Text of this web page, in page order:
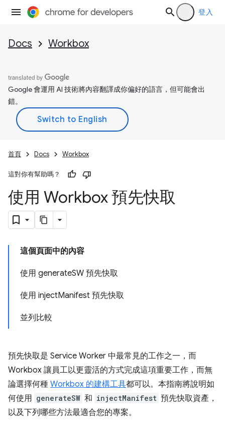
登入
Docs Workbox
Google 會運用 AI 技術將內容翻譯成你偏好的語言，但可能會出
錯。
首頁 Docs Workbox
這對你有幫助嗎？
使用 Workbox 預先快取
這個頁面中的內容
使用 generateSW 預先快取
使用 injectManifest 預先快取
並列比較
預先快取是 Service Worker 中最常見的工作之一，而
Workbox 讓員工以更靈活的方式完成這項重要工作，而無
論選擇何種 Workbox 的建構工具都可以。本指南將說明如
何使用 generateSW 和 injectManifest 預先快取資產，
以及下列哪些方法最適合您的專案。